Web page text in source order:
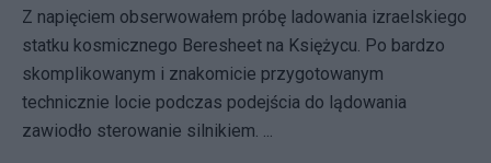
Z napięciem obserwowałem próbę ladowania izraelskiego
statku kosmicznego Beresheet na Księżycu. Po bardzo
skomplikowanym i znakomicie przygotowanym
technicznie locie podczas podejścia do lądowania
zawiodło sterowanie silnikiem. ...